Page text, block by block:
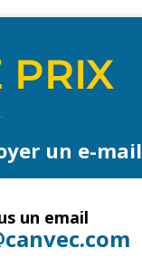
PRIX
un e-mail
un email